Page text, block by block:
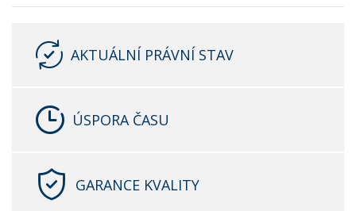
AKTUÁLNÍ PRÁVNÍ STAV
ÚSPORA ČASU
GARANCE KVALITY